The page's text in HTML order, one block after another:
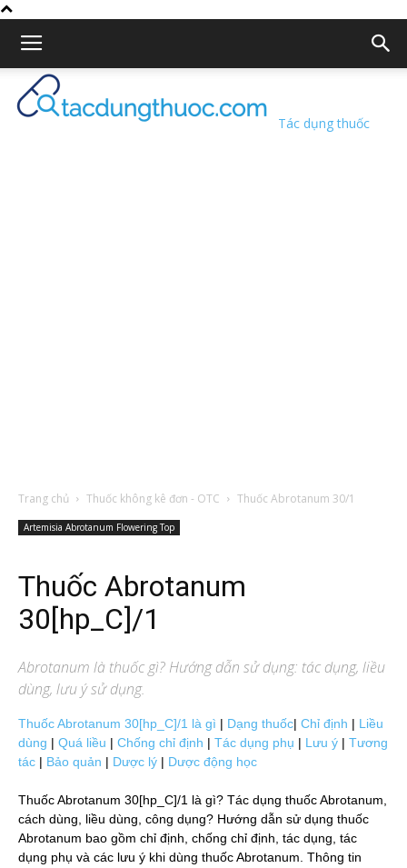
Tác dụng thuốc
Trang chủ Thuốc không kê đơn - OTC Thuốc Abrotanum 30/1
Artemisia Abrotanum Flowering Top
Thuốc Abrotanum
30[hp_C]/1
Abrotanum là thuốc gì? Hướng dẫn sử dụng: tác dụng, liều
dùng, lưu ý sử dụng.
Thuốc Abrotanum 30[hp_C]/1 là gì | Dạng thuốc| Chỉ định | Liều
dùng | Quá liều | Chống chỉ định | Tác dụng phụ | Lưu ý | Tương
tác | Bảo quản | Dược lý | Dược động học
Thuốc Abrotanum 30[hp_C]/1 là gì? Tác dụng thuốc Abrotanum,
cách dùng, liều dùng, công dụng? Hướng dẫn sử dụng thuốc
Abrotanum bao gồm chỉ định, chống chỉ định, tác dụng, tác
dụng phụ và các lưu ý khi dùng thuốc Abrotanum. Thông tin